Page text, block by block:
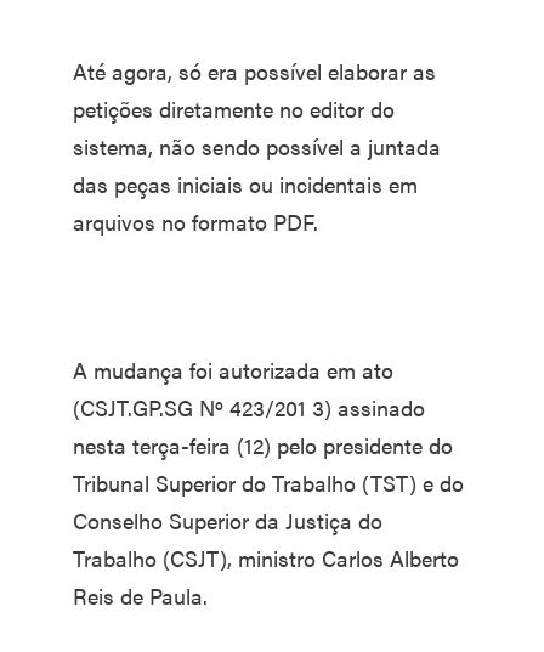
Até agora, só era possível elaborar as
petições diretamente no editor do
sistema, não sendo possível a juntada
das peças iniciais ou incidentais em
arquivos no formato PDF.
A mudança foi autorizada em ato
(CSJT.GP.SG Nº 423/201 3) assinado
nesta terça-feira (12) pelo presidente do
Tribunal Superior do Trabalho (TST) e do
Conselho Superior da Justiça do
Trabalho (CSJT), ministro Carlos Alberto
Reis de Paula.